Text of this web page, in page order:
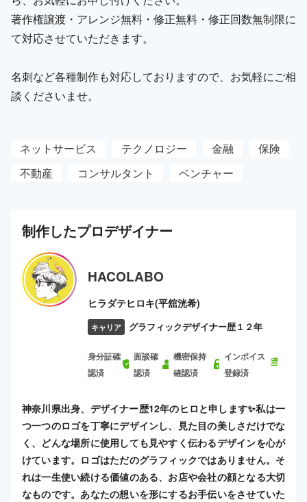
著作権譲渡・アレンジ無料・修正無料・修正回数無制限に
て対応させていただきます。
名刺など各種制作も対応しておりますので、お気軽にご相
談くださいませ。
ネットサービス テクノロジー 金融
保険
不動産
コンサルタント ベンチャー
制作したプロデザイナー
HACOLABO
ヒラダテヒロキ(平舘洸希)
キャリア グラフィックデザイナー歴１２年
身分証確
認済
面談確
認済
機密保持
確認済
インボイス
登録済
神奈川県出身、デザイナー歴12年のヒロと申します✨️私は一
つ一つのロゴを丁寧にデザインし、見た目の美しさだけでな
く、どんな場所に使用しても見やすく伝わるデザインを心が
けています。ロゴはただのグラフィックではありません。そ
れは一生使い続ける価値のある、お店や会社の顔となる大切
なものです。あなたの想いを形にするお手伝いをさせていた